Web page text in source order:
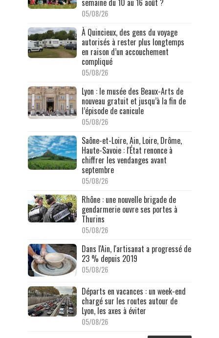
semaine du 10 au 16 août ?
05/08/26
À Quincieux, des gens du voyage
autorisés à rester plus longtemps
en raison d’un accouchement
compliqué
05/08/26
Lyon : le musée des Beaux-Arts de
nouveau gratuit et jusqu’à la fin de
l’épisode de canicule
05/08/26
Saône-et-Loire, Ain, Loire, Drôme,
Haute-Savoie : l'État renonce à
chiffrer les vendanges avant
septembre
05/08/26
Rhône : une nouvelle brigade de
gendarmerie ouvre ses portes à
Thurins
05/08/26
Dans l'Ain, l'artisanat a progressé de
23 % depuis 2019
05/08/26
Départs en vacances : un week-end
chargé sur les routes autour de
Lyon, les axes à éviter
05/08/26